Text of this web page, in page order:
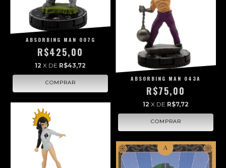
ABSORBING MAN 007G
R$425,00
12 X DE R$43,72
ABSORBING MAN 043A
R$75,00
12 X DE R$7,72